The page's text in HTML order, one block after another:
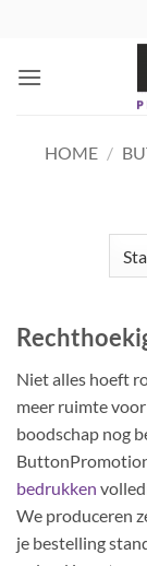
inhoud
HOME /
Niet alles hoeft
meer ruimte
boodschap nog
bedrukken
We produceren
je bestelling